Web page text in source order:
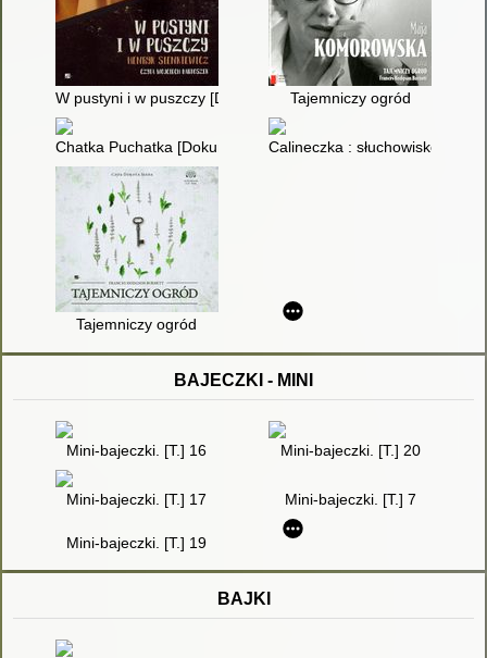
W pustyni i w puszczy [Dokument dźwiękowy]
Tajemniczy ogród
Chatka Puchatka [Dokument dźwiękowy]Calineczka : słuchowisko dla
Tajemniczy ogród
BAJECZKI - MINI
Mini-bajeczki. [T.] 16 Mini-bajeczki. [T.] 20
Mini-bajeczki. [T.] 17 Mini-bajeczki. [T.] 7
Mini-bajeczki. [T.] 19
BAJKI